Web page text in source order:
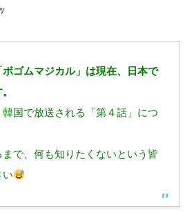
ゴムマジカル」は現在、日本で
国で放送される「第４話」につ
で、何も知りたくないという皆
い